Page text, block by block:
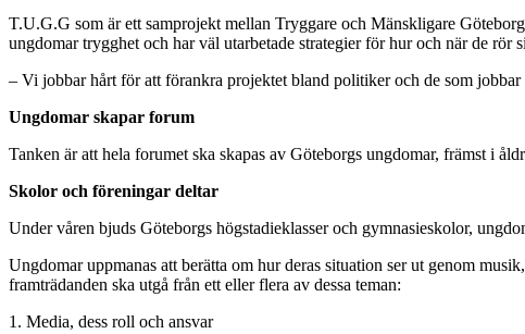
T.U.G.G som är ett samprojekt mellan Tryggare och Mänskligare
ungdomar trygghet och har väl utarbetade strategier för hur och när de rör
– Vi jobbar hårt för att förankra projektet bland politiker och de som
Ungdomar skapar forum
Tanken är att hela forumet ska skapas av Göteborgs ungdomar, främst i
Skolor och föreningar deltar
Under våren bjuds Göteborgs högstadieklasser och gymnasieskolor,
Ungdomar uppmanas att berätta om hur deras situation ser ut genom
framträdanden ska utgå från ett eller flera av dessa teman:
1. Media, dess roll och ansvar